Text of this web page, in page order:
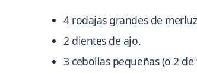
4 rodajas grandes de
2 dientes de ajo.
3 cebollas pequeñas (o 2